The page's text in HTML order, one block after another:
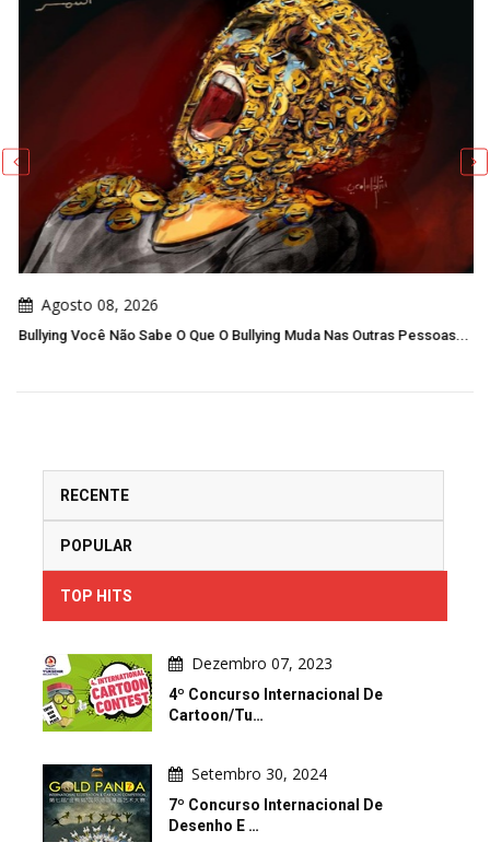
Agosto 08, 2026
Bullying Você Não Sabe O Que O Bullying Muda Nas Outras Pessoas...
RECENTE
POPULAR
TOP HITS
Dezembro 07, 2023
4º Concurso Internacional De
Cartoon/Tu…
Setembro 30, 2024
7º Concurso Internacional De
Desenho E …